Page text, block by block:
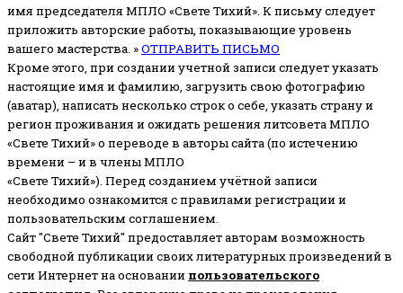
имя председателя МПЛО «Свете Тихий». К письму следует
приложить авторские работы, показывающие уровень
вашего мастерства. »ОТПРАВИТЬ ПИСЬМО
Кроме этого, при создании учетной записи следует указать
настоящие имя и фамилию, загрузить свою фотографию
(аватар), написать несколько строк о себе, указать страну и
регион проживания и ожидать решения литсовета МПЛО
«Свете Тихий» о переводе в авторы сайта (по истечению
времени – и в члены МПЛО
«Свете Тихий»). Перед созданием учётной записи
необходимо ознакомится с правилами регистрации и
пользовательским соглашением.
Сайт "Свете Тихий" предоставляет авторам возможность
свободной публикации своих литературных произведений в
сети Интернет на основании пользовательского